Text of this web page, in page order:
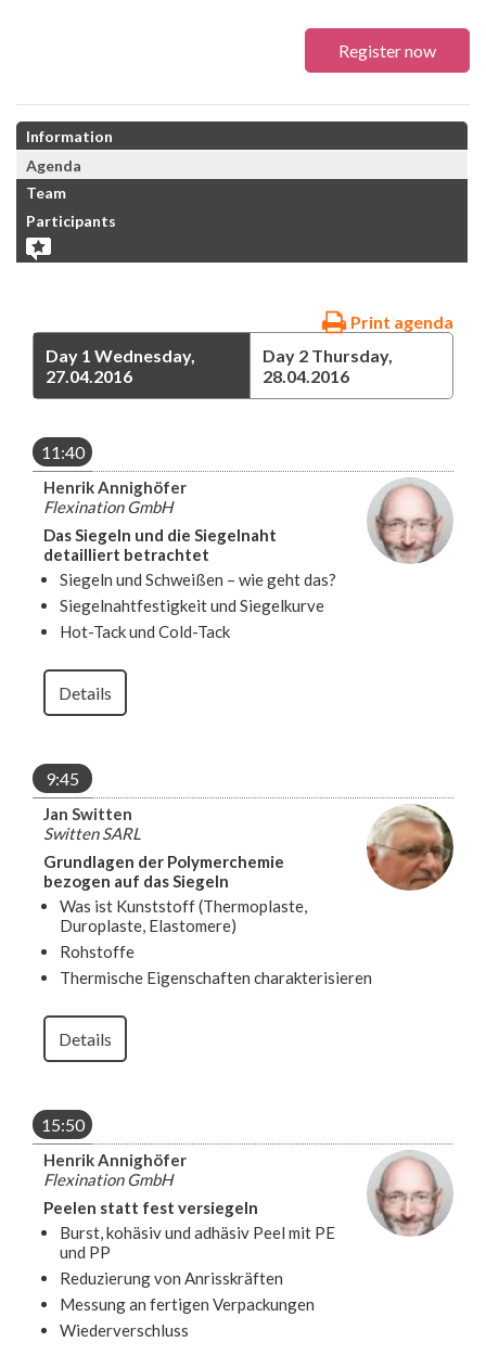
Register now
Information
Agenda
Team
Participants
Print agenda
Day 1 Wednesday,
27.04.2016
Day 2 Thursday,
28.04.2016
11:40
Henrik Annighöfer
Flexination GmbH
Das Siegeln und die Siegelnaht
detailliert betrachtet
Siegeln und Schweißen – wie geht das?
Siegelnahtfestigkeit und Siegelkurve
Hot-Tack und Cold-Tack
Details
9:45
Jan Switten
Switten SARL
Grundlagen der Polymerchemie
bezogen auf das Siegeln
Was ist Kunststoff (Thermoplaste,
Duroplaste, Elastomere)
Rohstoffe
Thermische Eigenschaften charakterisieren
Details
15:50
Henrik Annighöfer
Flexination GmbH
Peelen statt fest versiegeln
Burst, kohäsiv und adhäsiv Peel mit PE
und PP
Reduzierung von Anrisskräften
Messung an fertigen Verpackungen
Wiederverschluss